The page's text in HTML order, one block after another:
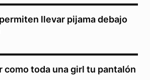
llevar pijama debajo
como toda una girl tu pantalón